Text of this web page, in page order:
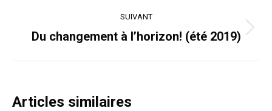
:
SUIVANT
Article
Du changement à l’horizon! (été 2019)
Articles similaires